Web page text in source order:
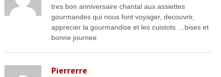
tres bon anniversaire chantal aux assiettes
gourmandes qui nous font voyager, decouvrir,
apprecier la gourmandise et les cuistots …bises et
bonne journee
Pierrerre